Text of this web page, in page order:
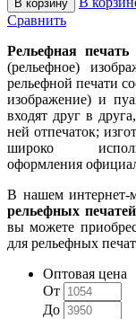
В корзину
Сравнить
Рельефная печать
(рельефное)
рельефной печати
изображение) и
входят друг в
ней отпечаток;
широко
оформления
В нашем интернет-
рельефных печатей
вы можете
для рельефных
Оптовая цена
От
До